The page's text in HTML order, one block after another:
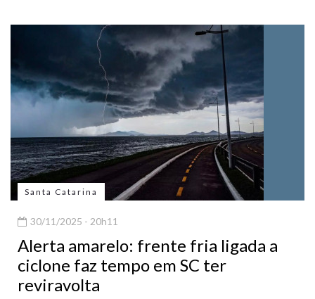
Santa Catarina
30/11/2025 - 20h11
Alerta amarelo: frente fria ligada a
ciclone faz tempo em SC ter
reviravolta